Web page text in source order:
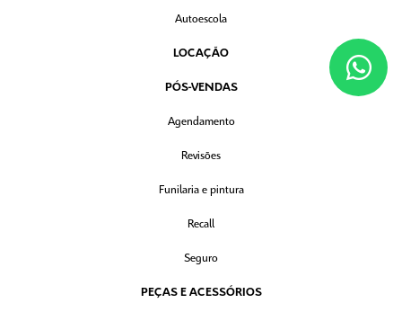
Autoescola
LOCAÇÃO
PÓS-VENDAS
Agendamento
Revisões
Funilaria e pintura
Recall
Seguro
PEÇAS E ACESSÓRIOS